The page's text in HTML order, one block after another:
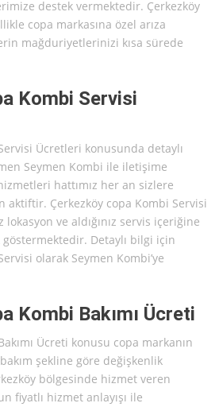
destek vermektedir. Çerkezköy
copa markasına özel arıza
mağduriyetlerinizi kısa sürede
Kombi Servisi
Ücretleri konusunda detaylı
Seymen Kombi ile iletişime
hattımız her an sizlere
aktiftir. Çerkezköy copa Kombi Servisi
ve aldığınız servis içeriğine
Detaylı bilgi için
olarak Seymen Kombi’ye
Kombi Bakımı Ücreti
Ücreti konusu copa markanın
şekline göre değişkenlik
bölgesinde hizmet veren
fiyatlı hizmet anlayışı ile